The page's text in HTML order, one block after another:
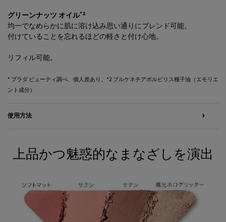
グリーンナッツ オイル*2
均一でなめらかに肌に溶け込み思い通りにブレンド可能。
付けていることを忘れるほどの軽さと付け心地。
リフィル可能。
* プラダ ビューティ調べ、個人差あり。*2 プルケネチアボルビリス種子油（エモリエ
ント成分）
使用方法
<h2 class="c-section__title h-text-align-center">上品かつ魅惑的なまなざしを演出​</
上品かつ魅惑的なまなざしを演出​